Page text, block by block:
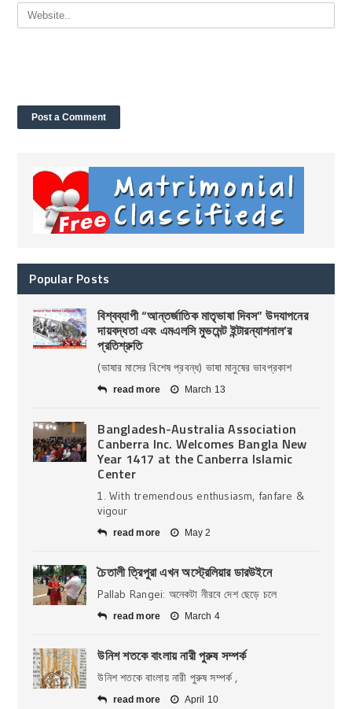
Popular Posts
বিশ্বব্যাপী “আন্তর্জাতিক মাতৃভাষা দিবস” উদযাপনের
দায়বদ্ধতা এবং এমএলসি মুভমেন্ট ইন্টারন্যাশনাল’র
প্রতিশ্রুতি
(ভাষার মাসের বিশেষ প্রবন্ধ) ভাষা মানুষের ভাবপ্রকাশ
read more March 13
Bangladesh-Australia Association
Canberra Inc. Welcomes Bangla New
Year 1417 at the Canberra Islamic
Center
1. With tremendous enthusiasm, fanfare &
vigour
read more May 2
চৈতালী ত্রিপুরা এখন অস্ট্রেলিয়ার ডারউইনে
Pallab Rangei: অনেকটা নীরবে দেশ ছেড়ে চলে
read more March 4
উনিশ শতকে বাংলায় নারী পুরুষ সম্পর্ক
উনিশ শতকে বাংলায় নারী পুরুষ সম্পর্ক ,
read more April 10